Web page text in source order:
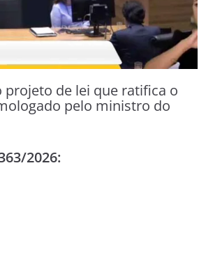
de lei que ratifica o
pelo ministro do
2026: